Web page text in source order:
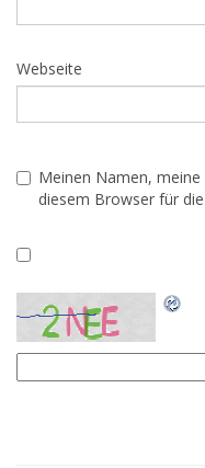
Webseite
Meinen Namen,
diesem Browser für